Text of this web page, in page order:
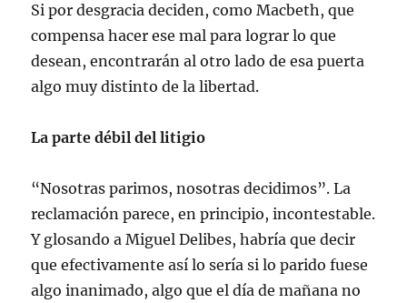
Si por desgracia deciden, como Macbeth, que
compensa hacer ese mal para lograr lo que
desean, encontrarán al otro lado de esa puerta
algo muy distinto de la libertad.
La parte débil del litigio
“Nosotras parimos, nosotras decidimos”. La
reclamación parece, en principio, incontestable.
Y glosando a Miguel Delibes, habría que decir
que efectivamente así lo sería si lo parido fuese
algo inanimado, algo que el día de mañana no